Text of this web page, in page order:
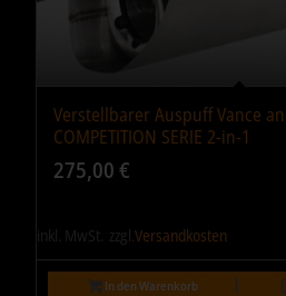
Verstellbarer Auspuff Vance
COMPETITION SERIE 2-in-1
275,00€
inkl. MwSt. zzgl.Versandkosten
In den Warenkorb